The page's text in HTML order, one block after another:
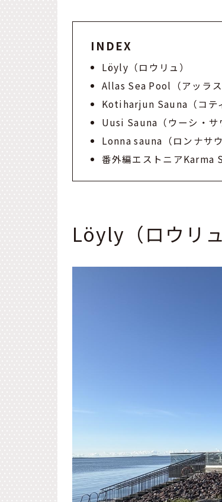
INDEX
Löyly（ロウリュ）
Allas Sea Pool（アッラス
Kotiharjun Sauna（コテ
Uusi Sauna（ウーシ・サ
Lonna sauna（ロンナサウ
番外編エストニアKarma
Löyly（ロウリュ